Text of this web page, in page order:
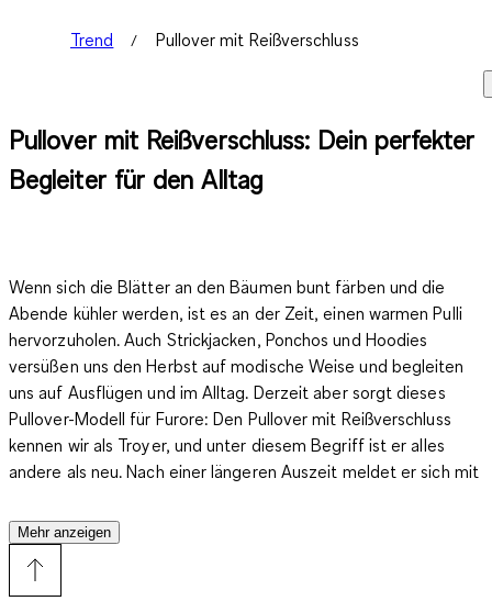
Trend Pullover mit Reißverschluss
Pullover mit Reißverschluss: Dein perfekter
Begleiter für den Alltag
Wenn sich die Blätter an den Bäumen bunt färben und die
Abende kühler werden, ist es an der Zeit, einen warmen Pulli
hervorzuholen. Auch Strickjacken, Ponchos und Hoodies
versüßen uns den Herbst auf modische Weise und begleiten
uns auf Ausflügen und im Alltag. Derzeit aber sorgt dieses
Pullover-Modell für Furore: Den Pullover mit Reißverschluss
kennen wir als Troyer, und unter diesem Begriff ist er alles
andere als neu. Nach einer längeren Auszeit meldet er sich mit
Was den Troyer so beliebt macht, ist der Reißverschluss:
Mehr anzeigen